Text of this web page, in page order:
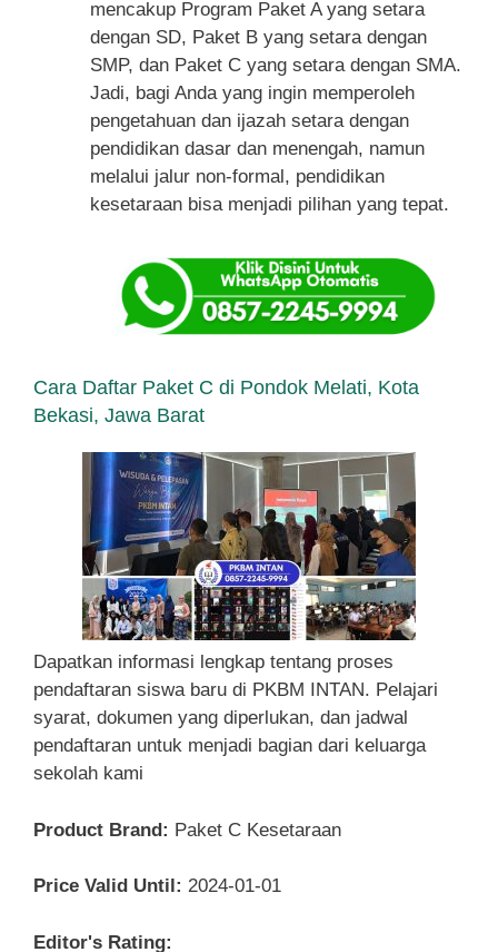
mencakup Program Paket A yang setara
dengan SD, Paket B yang setara dengan
SMP, dan Paket C yang setara dengan SMA.
Jadi, bagi Anda yang ingin memperoleh
pengetahuan dan ijazah setara dengan
pendidikan dasar dan menengah, namun
melalui jalur non-formal, pendidikan
kesetaraan bisa menjadi pilihan yang tepat.
Cara Daftar Paket C di Pondok Melati, Kota
Bekasi, Jawa Barat
Dapatkan informasi lengkap tentang proses
pendaftaran siswa baru di PKBM INTAN. Pelajari
syarat, dokumen yang diperlukan, dan jadwal
pendaftaran untuk menjadi bagian dari keluarga
sekolah kami
Product Brand: Paket C Kesetaraan
Price Valid Until: 2024-01-01
Editor's Rating: